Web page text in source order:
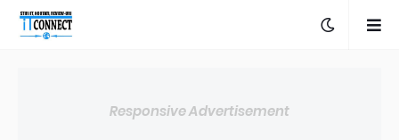
Responsive Advertisement